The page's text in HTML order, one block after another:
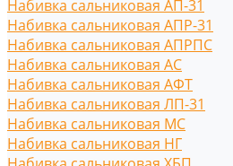
Набивка сальниковая АП-31
Набивка сальниковая АПР-31
Набивка сальниковая АПРПС
Набивка сальниковая АС
Набивка сальниковая АФТ
Набивка сальниковая ЛП-31
Набивка сальниковая МС
Набивка сальниковая НГ